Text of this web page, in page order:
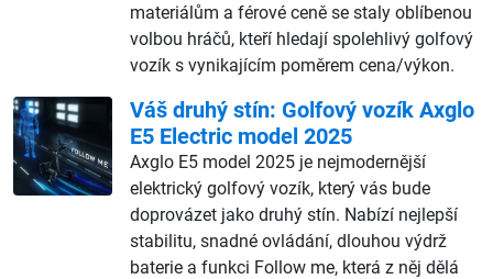
materiálům a férové ceně se staly oblíbenou
volbou hráčů, kteří hledají spolehlivý golfový
vozík s vynikajícím poměrem cena/výkon.
Váš druhý stín: Golfový vozík Axglo
E5 Electric model 2025
Axglo E5 model 2025 je nejmodernější
elektrický golfový vozík, který vás bude
doprovázet jako druhý stín. Nabízí nejlepší
stabilitu, snadné ovládání, dlouhou výdrž
baterie a funkci Follow me, která z něj dělá